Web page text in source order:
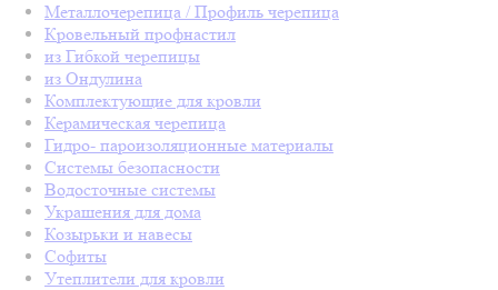
Металлочерепица / Профиль черепица
Кровельный профнастил
из Гибкой черепицы
из Ондулина
Комплектующие для кровли
Керамическая черепица
Гидро- пароизоляционные материалы
Системы безопасности
Водосточные системы
Украшения для дома
Козырьки и навесы
Софиты
Утеплители для кровли